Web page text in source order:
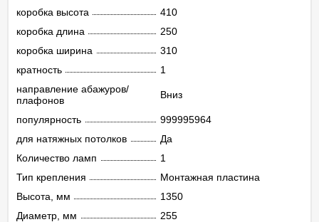
коробка высота
410
коробка длина
250
коробка ширина
310
кратность
1
направление абажуров/
плафонов
Вниз
популярность
999995964
для натяжных потолков
Да
Количество ламп
1
Тип крепления
Монтажная пластина
Высота, мм
1350
Диаметр, мм
255